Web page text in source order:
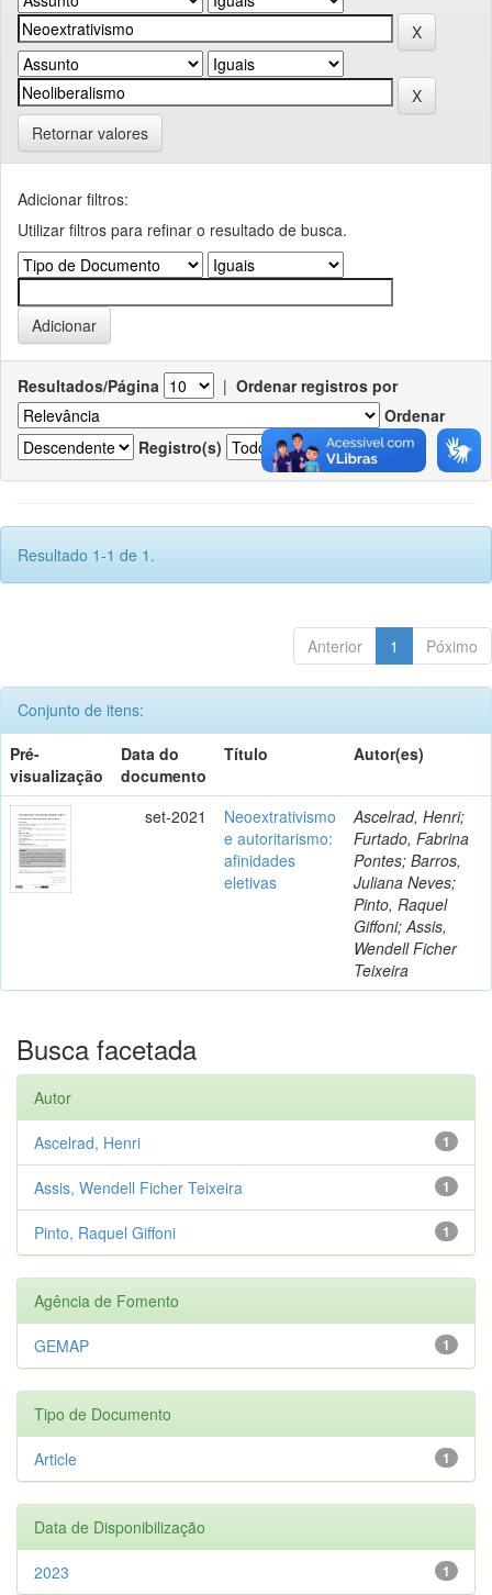
Retornar valores
Adicionar filtros:
Utilizar filtros para refinar o resultado de busca.
Resultados/Página | Ordenar registros por
Ordenar
Registro(s)
Resultado 1-1 de 1.
Anterior 1 Póximo
Conjunto de itens:
Pré-
visualização
Data do
documento
Título Autor(es)
set-2021
Neoextrativismo
e autoritarismo:
afinidades
eletivas
Ascelrad, Henri;
Furtado, Fabrina
Pontes; Barros,
Juliana Neves;
Pinto, Raquel
Giffoni; Assis,
Wendell Ficher
Teixeira
Busca facetada
Autor
1
Ascelrad, Henri
1
Assis, Wendell Ficher Teixeira
1
Pinto, Raquel Giffoni
Agência de Fomento
1
GEMAP
Tipo de Documento
1
Article
Data de Disponibilização
1
2023